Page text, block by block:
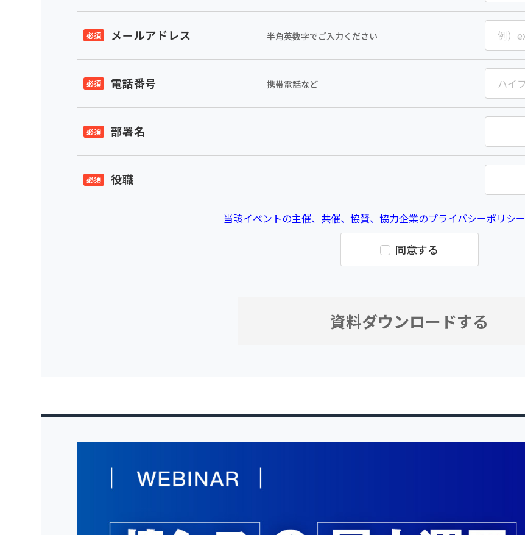
メールアドレス 半角英数字でご入力ください
電話番号 携帯電話など
部署名
役職
当該イベントの主催、共催、協賛、協力企業のプライバシーポリシー
同意する